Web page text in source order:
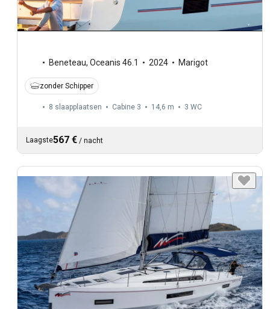
Beneteau, Oceanis 46.1 2024 Marigot
zonder Schipper
8 slaapplaatsen Cabine 3 14,6 m 3 WC
Laagste567 € / nacht